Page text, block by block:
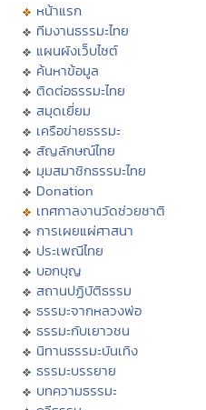
หน้าแรก
ทีมงานธรรมะไทย
แผนผังเว็บไซต์
ค้นหาข้อมูล
ติดต่อธรรมะไทย
สมุดเยี่ยม
เครือข่ายธรรมะ
สัญลักษณ์ไทย
มุมสมาชิกธรรมะไทย
Donation
เทศกาลงานวัดช่วยชาติ
การเผยแผ่ศาสนา
ประเพณีไทย
บอกบุญ
สถานปฏิบัติธรรม
ธรรมะจากหลวงพ่อ
ธรรมะกับเยาวชน
นิทานธรรมะบันเทิง
ธรรมะบรรยาย
บทความธรรมะ